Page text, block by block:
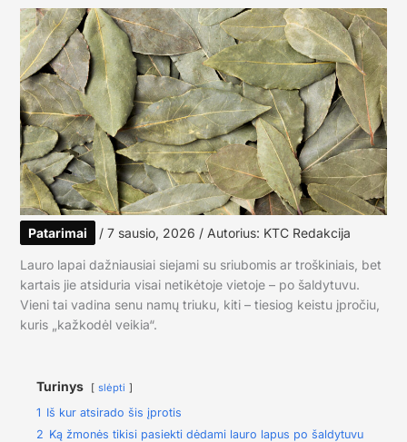
Patarimai / 7 sausio, 2026 / Autorius: KTC Redakcija
Lauro lapai dažniausiai siejami su sriubomis ar troškiniais, bet
kartais jie atsiduria visai netikėtoje vietoje – po šaldytuvu.
Vieni tai vadina senu namų triuku, kiti – tiesiog keistu įpročiu,
kuris „kažkodėl veikia“.
Turinys slėpti
1 Iš kur atsirado šis įprotis
2 Ką žmonės tikisi pasiekti dėdami lauro lapus po šaldytuvu